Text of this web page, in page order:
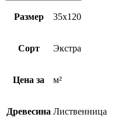
Размер 35х120
Сорт Экстра
Цена за м²
Древесина Лиственница